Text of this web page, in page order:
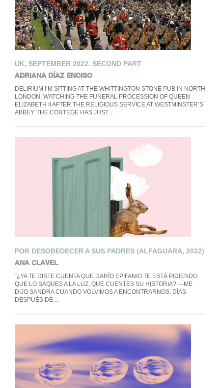
UK, SEPTEMBER 2022. SECOND PART
ADRIANA DÍAZ ENCISO
DELIRIUM I’M SITTING AT THE WHITTINGTON STONE PUB IN NORTH
LONDON, WATCHING THE FUNERAL PROCESSION OF QUEEN
ELIZABETH II AFTER THE RELIGIOUS SERVICE AT WESTMINSTER’S
ABBEY. THE CORTEGE HAS JUST…
POR DESOBEDECER A SUS PADRES (ALFAGUARA, 2022)
ANA CLAVEL
“¿YA TE DISTE CUENTA QUE DARÍO EPIFANIO TE ESTÁ PIDIENDO
QUE LO SAQUES A LA LUZ, QUE CUENTES SU HISTORIA? —ME
DIJO SANDRA CUANDO VOLVIMOS A ENCONTRARNOS, DÍAS
DESPUÉS DE…